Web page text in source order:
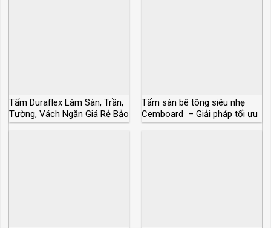
Tấm Duraflex Làm Sàn, Trần,
Tường, Vách Ngăn Giá Rẻ Bảo
Hành 50 Năm
Tấm sàn bê tông siêu nhẹ
Cemboard – Giải pháp tối ưu
cho xây dựng